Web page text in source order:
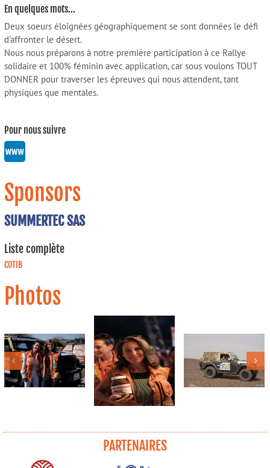
En quelques mots...
Deux soeurs éloignées géographiquement se sont données le défi
d'affronter le désert.
Nous nous préparons à notre première participation à ce Rallye
solidaire et 100% féminin avec application, car sous voulons TOUT
DONNER pour traverser les épreuves qui nous attendent, tant
physiques que mentales.
Pour nous suivre
Sponsors
SUMMERTEC SAS
Liste complète
COTIB
Photos
PARTENAIRES